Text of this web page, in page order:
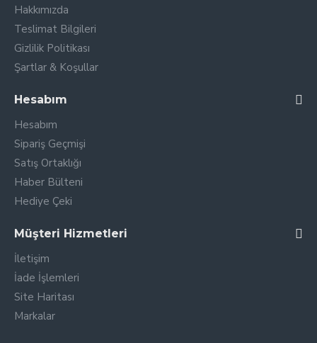
Hakkımızda
Teslimat Bilgileri
Gizlilik Politikası
Şartlar & Koşullar
Hesabım
Hesabım
Sipariş Geçmişi
Satış Ortaklığı
Haber Bülteni
Hediye Çeki
Müşteri Hizmetleri
İletişim
İade İşlemleri
Site Haritası
Markalar